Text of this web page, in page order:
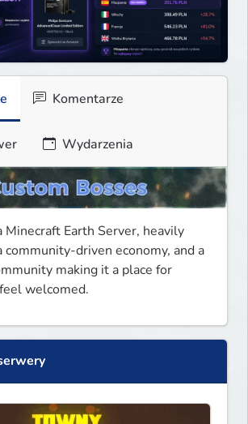
Komentarze
Wydarzenia
Minecraft Earth Server, heavily
community-driven economy, and a
making it a place for
welcomed.